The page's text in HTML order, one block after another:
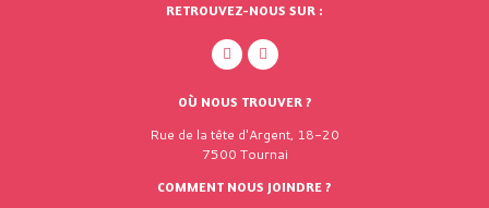
RETROUVEZ-NOUS SUR :
OÙ NOUS TROUVER ?
Rue de la tête d'Argent, 18-20
7500 Tournai
COMMENT NOUS JOINDRE ?